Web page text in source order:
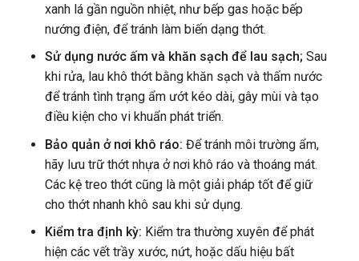
xanh lá gần nguồn nhiệt, như bếp gas hoặc bếp
nướng điện, để tránh làm biến dạng thớt.
Sử dụng nước ấm và khăn sạch để lau sạch; Sau
khi rửa, lau khô thớt bằng khăn sạch và thấm nước
để tránh tình trạng ẩm ướt kéo dài, gây mùi và tạo
điều kiện cho vi khuẩn phát triển.
Bảo quản ở nơi khô ráo: Để tránh môi trường ẩm,
hãy lưu trữ thớt nhựa ở nơi khô ráo và thoáng mát.
Các kệ treo thớt cũng là một giải pháp tốt để giữ
cho thớt nhanh khô sau khi sử dụng.
Kiểm tra định kỳ: Kiểm tra thường xuyên để phát
hiện các vết trầy xước, nứt, hoặc dấu hiệu bất